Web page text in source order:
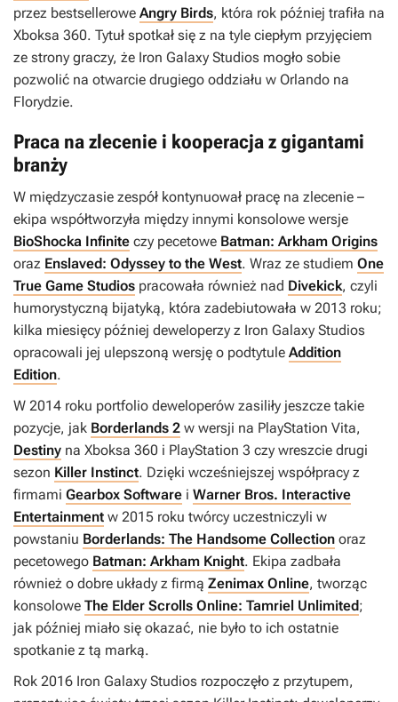
przez bestsellerowe Angry Birds, która rok później trafiła na
Xboksa 360. Tytuł spotkał się z na tyle ciepłym przyjęciem
ze strony graczy, że Iron Galaxy Studios mogło sobie
pozwolić na otwarcie drugiego oddziału w Orlando na
Florydzie.
Praca na zlecenie i kooperacja z gigantami
branży
W międzyczasie zespół kontynuował pracę na zlecenie –
ekipa współtworzyła między innymi konsolowe wersje
BioShocka Infinite czy pecetowe Batman: Arkham Origins
oraz Enslaved: Odyssey to the West. Wraz ze studiem One
True Game Studios pracowała również nad Divekick, czyli
humorystyczną bijatyką, która zadebiutowała w 2013 roku;
kilka miesięcy później deweloperzy z Iron Galaxy Studios
opracowali jej ulepszoną wersję o podtytule Addition
Edition.
W 2014 roku portfolio deweloperów zasiliły jeszcze takie
pozycje, jak Borderlands 2 w wersji na PlayStation Vita,
Destiny na Xboksa 360 i PlayStation 3 czy wreszcie drugi
sezon Killer Instinct. Dzięki wcześniejszej współpracy z
firmami Gearbox Software i Warner Bros. Interactive
Entertainment w 2015 roku twórcy uczestniczyli w
powstaniu Borderlands: The Handsome Collection oraz
pecetowego Batman: Arkham Knight. Ekipa zadbała
również o dobre układy z firmą Zenimax Online, tworząc
konsolowe The Elder Scrolls Online: Tamriel Unlimited;
jak później miało się okazać, nie było to ich ostatnie
spotkanie z tą marką.
Rok 2016 Iron Galaxy Studios rozpoczęło z przytupem,